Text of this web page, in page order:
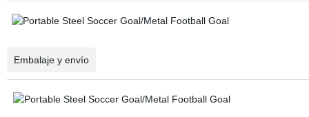
Embalaje y envío